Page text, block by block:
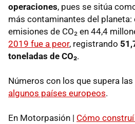
operaciones, pues se sitúa
más contaminantes del
emisiones de CO₂ en 44,4
2019 fue a peor, registrando
toneladas de CO₂.
Números con los que supera
algunos países europeos.
En Motorpasión | Cómo